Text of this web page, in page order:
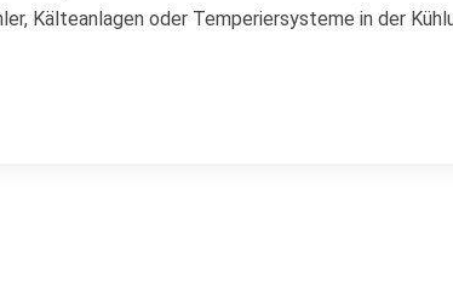
Kälteanlagen oder Temperiersysteme in der